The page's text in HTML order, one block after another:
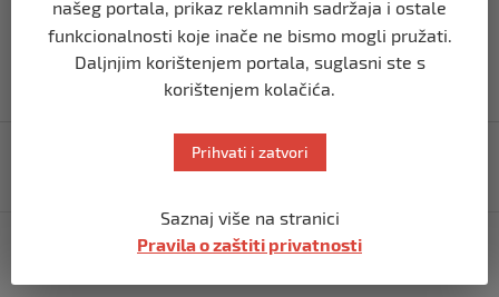
Izvor vijesti:haber.ba
Mia (19) preminula za dva dana: Doktor dao pogrešnu
Najmanje sedmero poginulih u tornadu u centralnom
našeg portala, prikaz reklamnih sadržaja i ostale
funkcionalnosti koje inače ne bismo mogli pružati.
Daljnjim korištenjem portala, suglasni ste s
korištenjem kolačića.
Prihvati i zatvori
Saznaj više na stranici
Pravila o zaštiti privatnosti